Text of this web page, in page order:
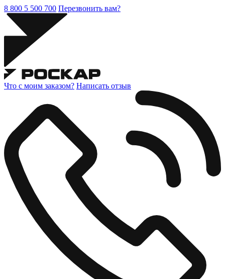
8 800 5 500 700 Перезвонить вам?
Что с моим заказом? Написать отзыв